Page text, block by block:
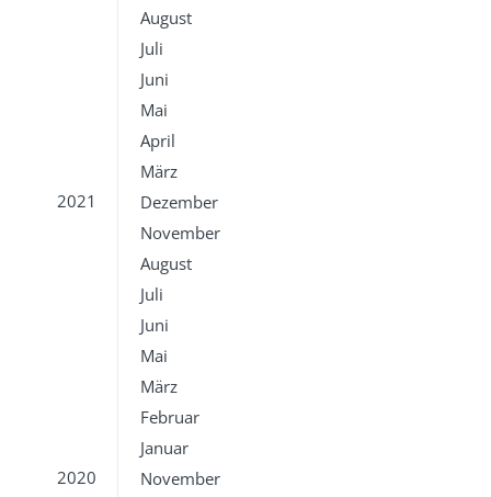
August
Juli
Juni
Mai
April
März
2021
Dezember
November
August
Juli
Juni
Mai
März
Februar
Januar
2020
November